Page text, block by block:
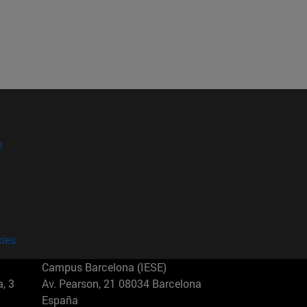
3
Campus Barcelona (IESE)
Av. Pearson, 21 08034 Barcelona
España